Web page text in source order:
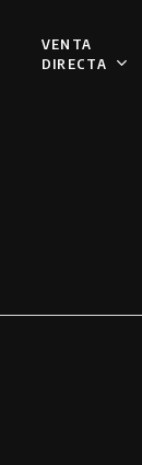
VENTA
DIRECTA